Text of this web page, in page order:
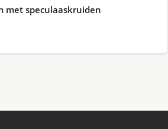
met speculaaskruiden